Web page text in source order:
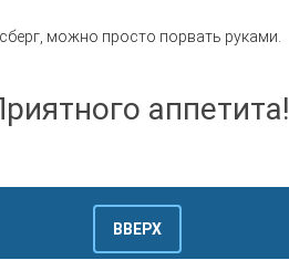
можно просто порвать руками.
аппетита!
ВВЕРХ